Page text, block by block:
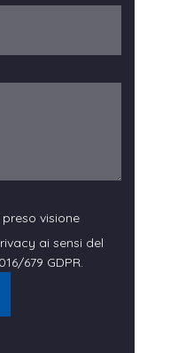
visione
ai sensi del
679 GDPR.